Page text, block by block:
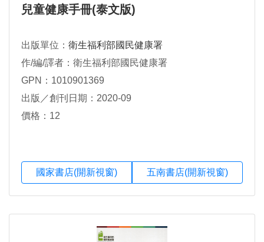
兒童健康手冊(泰文版)
出版單位： 衛生福利部國民健康署
作/編/譯者：衛生福利部國民健康署
GPN：1010901369
出版／創刊日期：2020-09
價格：12
國家書店(開新視窗) 五南書店(開新視窗)